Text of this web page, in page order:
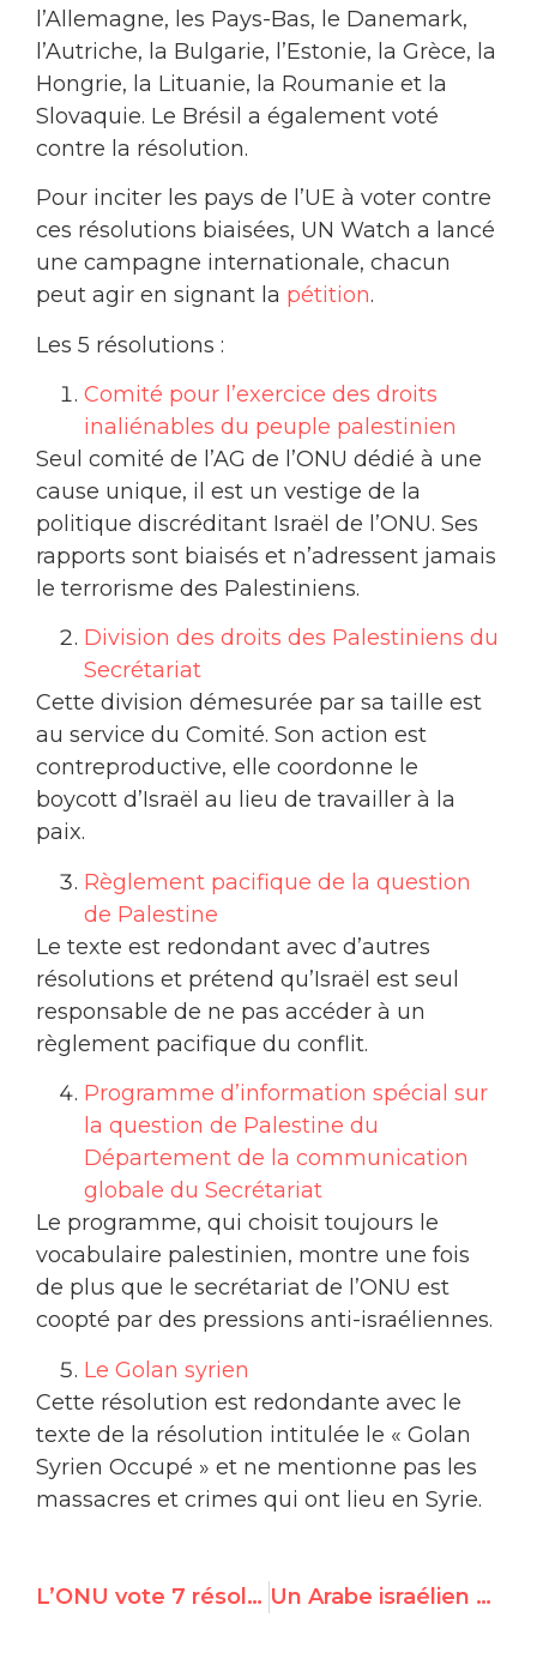
l’Allemagne, les Pays-Bas, le Danemark,
l’Autriche, la Bulgarie, l’Estonie, la Grèce, la
Hongrie, la Lituanie, la Roumanie et la
Slovaquie. Le Brésil a également voté
contre la résolution.
Pour inciter les pays de l’UE à voter contre
ces résolutions biaisées, UN Watch a lancé
une campagne internationale, chacun
peut agir en signant la pétition.
Les 5 résolutions :
Comité pour l’exercice des droits
inaliénables du peuple palestinien
Seul comité de l’AG de l’ONU dédié à une
cause unique, il est un vestige de la
politique discréditant Israël de l’ONU. Ses
rapports sont biaisés et n’adressent jamais
le terrorisme des Palestiniens.
Division des droits des Palestiniens du
Secrétariat
Cette division démesurée par sa taille est
au service du Comité. Son action est
contreproductive, elle coordonne le
boycott d’Israël au lieu de travailler à la
paix.
Règlement pacifique de la question
de Palestine
Le texte est redondant avec d’autres
résolutions et prétend qu’Israël est seul
responsable de ne pas accéder à un
règlement pacifique du conflit.
Programme d’information spécial sur
la question de Palestine du
Département de la communication
globale du Secrétariat
Le programme, qui choisit toujours le
vocabulaire palestinien, montre une fois
de plus que le secrétariat de l’ONU est
coopté par des pressions anti-israéliennes.
Le Golan syrien
Cette résolution est redondante avec le
texte de la résolution intitulée le « Golan
Syrien Occupé » et ne mentionne pas les
massacres et crimes qui ont lieu en Syrie.
L’ONU vote 7 résolutions discriminant Israël Un Arabe israélien dément les accusations de racisme contre Israël au sujet de son programme de vaccination